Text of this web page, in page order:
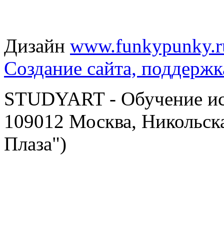
Дизайн
Создание сайта,
STUDYART - Обучение
109012 Москва,
Плаза")